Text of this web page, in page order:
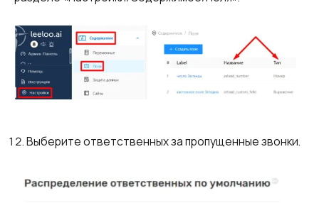
Выберите ответственных за пропущенные звонки.